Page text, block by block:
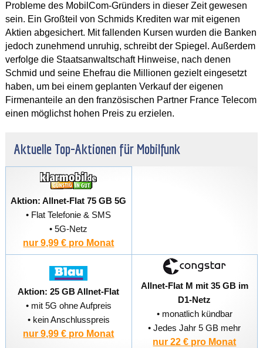
Probleme des MobilCom-Gründers in dieser Zeit gewesen
sein. Ein Großteil von Schmids Krediten war mit eigenen
Aktien abgesichert. Mit fallenden Kursen wurden die Banken
jedoch zunehmend unruhig, schreibt der Spiegel. Außerdem
verfolge die Staatsanwaltschaft Hinweise, nach denen
Schmid und seine Ehefrau die Millionen gezielt eingesetzt
haben, um bei einem geplanten Verkauf der eigenen
Firmenanteile an den französischen Partner France Telecom
einen möglichst hohen Preis zu erzielen.
Aktuelle Top-Aktionen für Mobilfunk
Aktion: Allnet-Flat 75 GB 5G
• Flat Telefonie & SMS
• 5G-Netz
nur 9,99 € pro Monat
Aktion: 25 GB Allnet-Flat
• mit 5G ohne Aufpreis
• kein Anschlusspreis
nur 9,99 € pro Monat
Allnet-Flat M mit 35 GB im
D1-Netz
• monatlich kündbar
• Jedes Jahr 5 GB mehr
nur 22 € pro Monat